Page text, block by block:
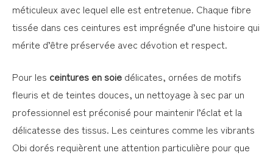
méticuleux avec lequel elle est entretenue. Chaque fibre
tissée dans ces ceintures est imprégnée d’une histoire qui
mérite d’être préservée avec dévotion et respect.
Pour les ceintures en soie délicates, ornées de motifs
fleuris et de teintes douces, un nettoyage à sec par un
professionnel est préconisé pour maintenir l’éclat et la
délicatesse des tissus. Les ceintures comme les vibrants
Obi dorés requièrent une attention particulière pour que